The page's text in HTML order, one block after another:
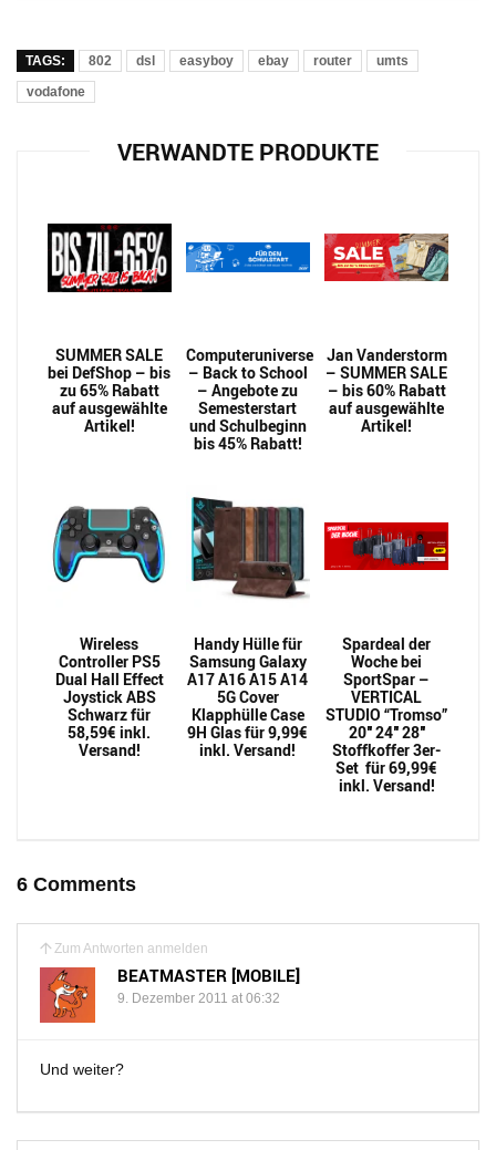
TAGS: 802 dsl easyboy ebay router
umts
vodafone
VERWANDTE PRODUKTE
SUMMER SALE
bei DefShop – bis
zu 65% Rabatt
auf ausgewählte
Artikel!
Computeruniverse
– Back to School
– Angebote zu
Semesterstart
und Schulbeginn
bis 45% Rabatt!
Jan Vanderstorm
– SUMMER SALE
– bis 60% Rabatt
auf ausgewählte
Artikel!
Wireless
Controller PS5
Dual Hall Effect
Joystick ABS
Schwarz für
58,59€ inkl.
Versand!
Handy Hülle für
Samsung Galaxy
A17 A16 A15 A14
5G Cover
Klapphülle Case
9H Glas für 9,99€
inkl. Versand!
Spardeal der
Woche bei
SportSpar –
VERTICAL
STUDIO “Tromso”
20″ 24″ 28″
Stoffkoffer 3er-
Set für 69,99€
inkl. Versand!
6 Comments
Zum Antworten anmelden
BEATMASTER [MOBILE]
9. Dezember 2011 at 06:32
Und weiter?